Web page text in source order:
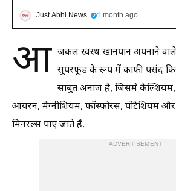
Just Abhi News 1 month ago
आ जकल स्वस्थ खानपान अपनाने वाले
सुपरफूड के रूप में काफी पसंद
साबुत अनाज है, जिसमें कैल्शियम,
आयरन, मैग्नीशियम, फॉस्फोरस, पोटैशियम
मिनरल्स पाए जाते हैं.
ADVERTISEMENT